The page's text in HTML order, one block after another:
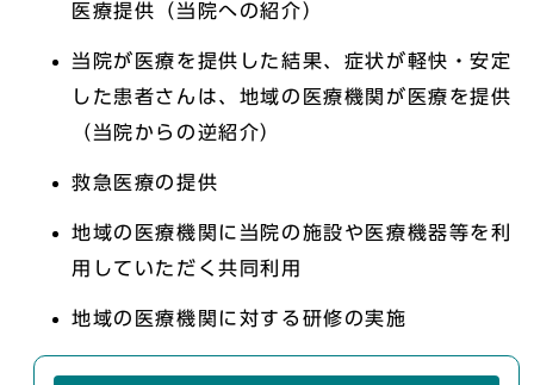
医療提供（当院への紹介）
当院が医療を提供した結果、症状が軽快・安定
した患者さんは、地域の医療機関が医療を提供
（当院からの逆紹介）
救急医療の提供
地域の医療機関に当院の施設や医療機器等を利
用していただく共同利用
地域の医療機関に対する研修の実施